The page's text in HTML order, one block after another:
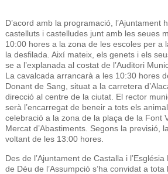
D’acord amb la programació, l’Ajuntament
castelluts i castelludes junt amb les seues
10:00 hores a la zona de les escoles per a
la desfilada. Així mateix, els genets i els
se a l’explanada al costat de l’Auditori
La cavalcada arrancarà a les 10:30 hores
Donant de Sang, situat a la carretera
direcció al centre de la ciutat. El rector
serà l’encarregat de beneir a tots els
celebració a la zona de la plaça de la Font
Mercat d’Abastiments. Segons la previsió,
voltant de les 13:00 hores.
Des de l’Ajuntament de Castalla i
de Déu de l’Assumpció s’ha convidat a